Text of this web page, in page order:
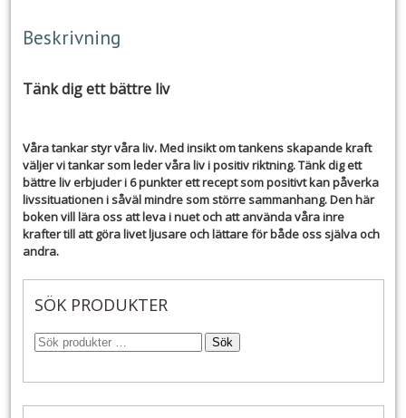
Beskrivning
Tänk dig ett bättre liv
Våra tankar styr våra liv. Med insikt om tankens skapande kraft
väljer vi tankar som leder våra liv i positiv riktning. Tänk dig ett
bättre liv erbjuder i 6 punkter ett recept som positivt kan påverka
livssituationen i såväl mindre som större sammanhang. Den här
boken vill lära oss att leva i nuet och att använda våra inre
krafter till att göra livet ljusare och lättare för både oss själva och
andra.
SÖK PRODUKTER
Sök